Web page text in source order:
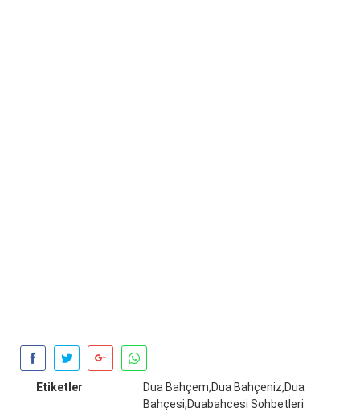
Etiketler
Dua Bahçem,Dua Bahçeniz,Dua
Bahçesi,Duabahcesi Sohbetleri